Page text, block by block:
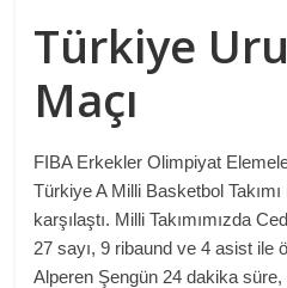
Türkiye
Maçı
FIBA Erkekler Olimpiyat
Türkiye A Milli Basketbol
karşılaştı. Milli Takımımızda
27 sayı, 9 ribaund ve 4 asist ile
Alperen Şengün 24 dakika süre,